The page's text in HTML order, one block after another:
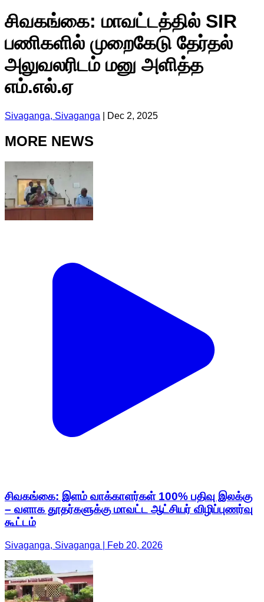
சிவகங்கை: மாவட்டத்தில் SIR
பணிகளில் முறைகேடு தேர்தல்
அலுவலரிடம் மனு அளித்த
எம்.எல்.ஏ
Sivaganga, Sivaganga Dec 2, 2025
MORE NEWS
சிவகங்கை: இளம் வாக்காளர்கள் 100% பதிவு இலக்கு
– வளாக தூதர்களுக்கு மாவட்ட ஆட்சியர் விழிப்புணர்வு
கூட்டம்
Sivaganga, Sivaganga | Feb 20, 2026